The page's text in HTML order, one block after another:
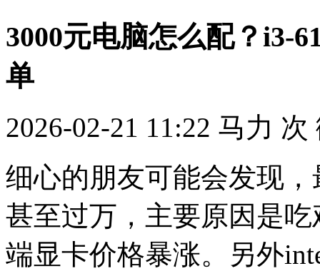
3000元电脑怎么配？i3-
单
2026-02-21 11:22 马力 次
细心的朋友可能会发现
甚至过万，主要原因是
端显卡价格暴涨。另外